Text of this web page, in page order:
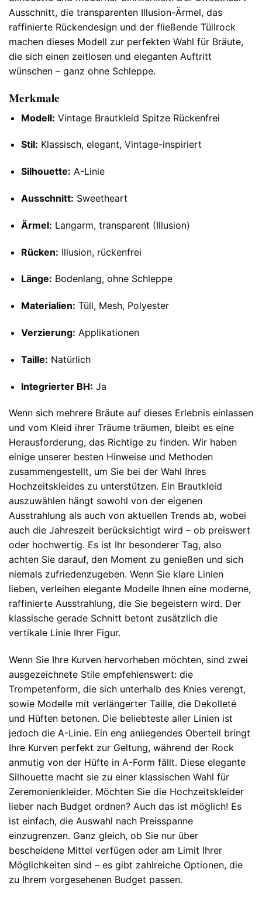
Ausschnitt, die transparenten Illusion-Ärmel, das
raffinierte Rückendesign und der fließende Tüllrock
machen dieses Modell zur perfekten Wahl für Bräute,
die sich einen zeitlosen und eleganten Auftritt
wünschen – ganz ohne Schleppe.
Merkmale
Modell: Vintage Brautkleid Spitze Rückenfrei
Stil: Klassisch, elegant, Vintage-inspiriert
Silhouette: A-Linie
Ausschnitt: Sweetheart
Ärmel: Langarm, transparent (Illusion)
Rücken: Illusion, rückenfrei
Länge: Bodenlang, ohne Schleppe
Materialien: Tüll, Mesh, Polyester
Verzierung: Applikationen
Taille: Natürlich
Integrierter BH: Ja
Wenn sich mehrere Bräute auf dieses Erlebnis einlassen
und vom Kleid ihrer Träume träumen, bleibt es eine
Herausforderung, das Richtige zu finden. Wir haben
einige unserer besten Hinweise und Methoden
zusammengestellt, um Sie bei der Wahl Ihres
Hochzeitskleides zu unterstützen. Ein Brautkleid
auszuwählen hängt sowohl von der eigenen
Ausstrahlung als auch von aktuellen Trends ab, wobei
auch die Jahreszeit berücksichtigt wird – ob preiswert
oder hochwertig. Es ist Ihr besonderer Tag, also
achten Sie darauf, den Moment zu genießen und sich
niemals zufriedenzugeben. Wenn Sie klare Linien
lieben, verleihen elegante Modelle Ihnen eine moderne,
raffinierte Ausstrahlung, die Sie begeistern wird. Der
klassische gerade Schnitt betont zusätzlich die
vertikale Linie Ihrer Figur.
Wenn Sie Ihre Kurven hervorheben möchten, sind zwei
ausgezeichnete Stile empfehlenswert: die
Trompetenform, die sich unterhalb des Knies verengt,
sowie Modelle mit verlängerter Taille, die Dekolleté
und Hüften betonen. Die beliebteste aller Linien ist
jedoch die A-Linie. Ein eng anliegendes Oberteil bringt
Ihre Kurven perfekt zur Geltung, während der Rock
anmutig von der Hüfte in A-Form fällt. Diese elegante
Silhouette macht sie zu einer klassischen Wahl für
Zeremonienkleider. Möchten Sie die Hochzeitskleider
lieber nach Budget ordnen? Auch das ist möglich! Es
ist einfach, die Auswahl nach Preisspanne
einzugrenzen. Ganz gleich, ob Sie nur über
bescheidene Mittel verfügen oder am Limit Ihrer
Möglichkeiten sind – es gibt zahlreiche Optionen, die
zu Ihrem vorgesehenen Budget passen.